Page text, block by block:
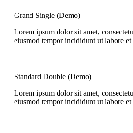
Grand Single (Demo)
Lorem ipsum dolor sit amet,
eiusmod tempor incididunt ut labore
Standard Double (Demo)
Lorem ipsum dolor sit amet,
eiusmod tempor incididunt ut labore